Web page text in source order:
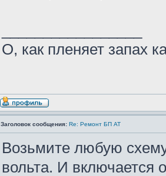
О, как пленяет запах
Заголовок сообщения: Re: Ремонт БП АТ
Возьмите любую
вольта. И включается